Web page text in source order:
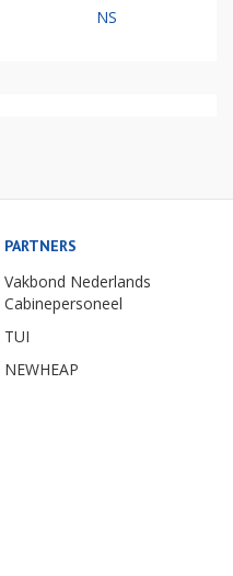
NS
PARTNERS
Vakbond Nederlands
Cabinepersoneel
TUI
NEWHEAP